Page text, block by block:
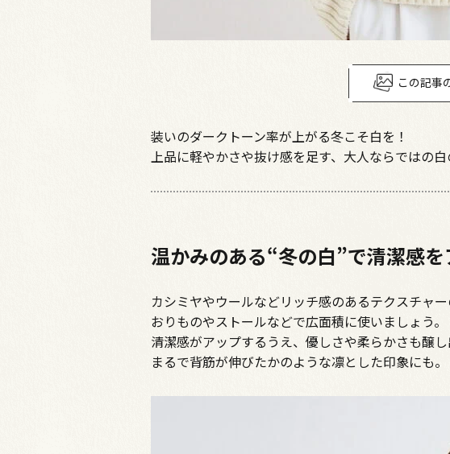
この記事
装いのダークトーン率が上がる冬こそ白を！
上品に軽やかさや抜け感を足す、大人ならではの
温かみのある“冬の白”で清潔感を
カシミヤやウールなどリッチ感のあるテクスチャ
おりものやストールなどで広面積に使いましょう。
清潔感がアップするうえ、優しさや柔らかさも醸し
まるで背筋が伸びたかのような凛とした印象にも。